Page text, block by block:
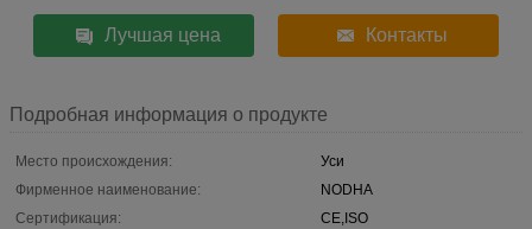
Лучшая цена Контакты
Подробная информация о продукте
Место происхождения:
Уси
Фирменное наименование:
NODHA
Сертификация:
CE,ISO